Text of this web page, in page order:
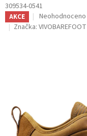
309534-0541
AKCE
Průměrné
hodnocení
Neohodnoceno
Značka: VIVOBAREFOOT